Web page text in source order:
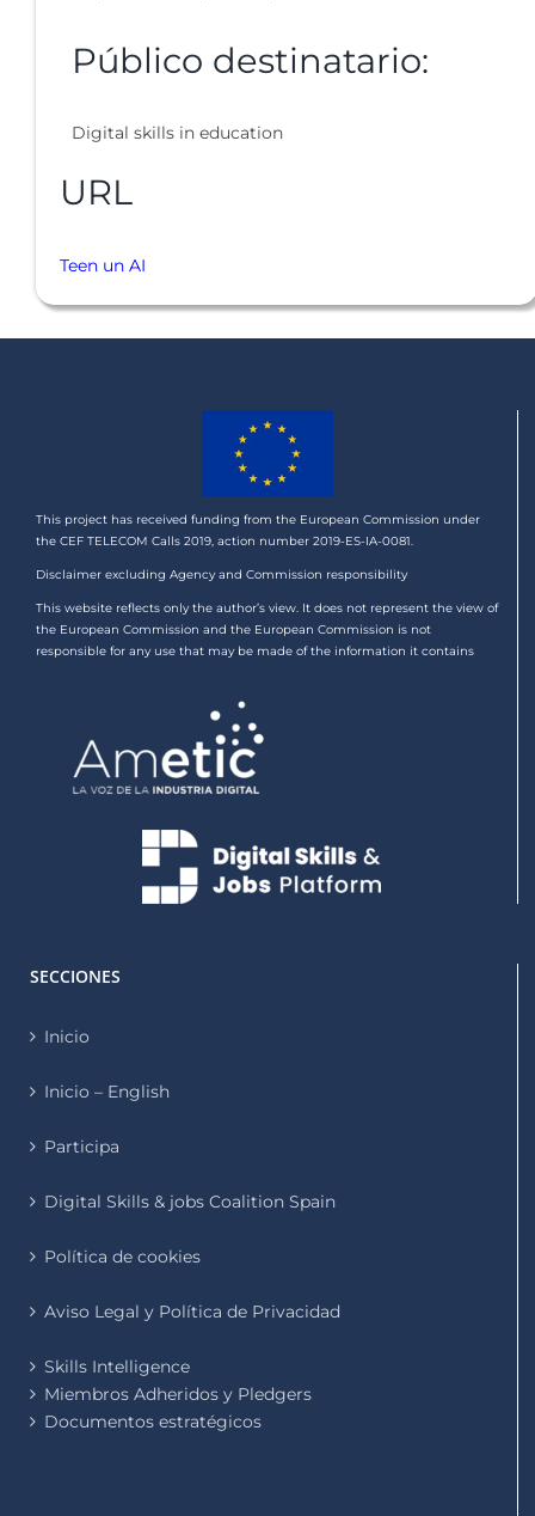
Público destinatario:
Digital skills in education
URL
Teen un AI
This project has received funding from the European Commission under
the CEF TELECOM Calls 2019, action number 2019-ES-IA-0081.
Disclaimer excluding Agency and Commission responsibility
This website reflects only the author’s view. It does not represent the view of
the European Commission and the European Commission is not
responsible for any use that may be made of the information it contains
SECCIONES
Inicio
Inicio – English
Participa
Digital Skills & jobs Coalition Spain
Política de cookies
Aviso Legal y Política de Privacidad
Skills Intelligence
Miembros Adheridos y Pledgers
Documentos estratégicos